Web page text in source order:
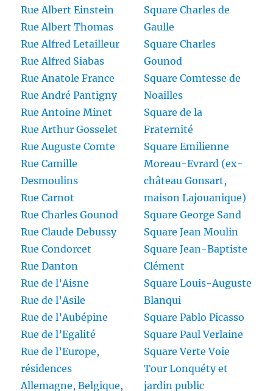
Rue Albert Einstein
Rue Albert Thomas
Rue Alfred Letailleur
Rue Alfred Siabas
Rue Anatole France
Rue André Pantigny
Rue Antoine Minet
Rue Arthur Gosselet
Rue Auguste Comte
Rue Camille
Desmoulins
Rue Carnot
Rue Charles Gounod
Rue Claude Debussy
Rue Condorcet
Rue Danton
Rue de l’Aisne
Rue de l’Asile
Rue de l’Aubépine
Rue de l’Egalité
Rue de l’Europe,
résidences
Allemagne, Belgique,
Square Charles de
Gaulle
Square Charles
Gounod
Square Comtesse de
Noailles
Square de la
Fraternité
Square Emilienne
Moreau-Evrard (ex-
château Gonsart,
maison Lajouanique)
Square George Sand
Square Jean Moulin
Square Jean-Baptiste
Clément
Square Louis-Auguste
Blanqui
Square Pablo Picasso
Square Paul Verlaine
Square Verte Voie
Tour Lonquéty et
jardin public